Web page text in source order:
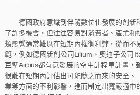
德國政府意識到伴隨數位化發展的創新
了許多機會，但往往容易對消費者、產業和
類影響通常難以在短期內權衡利弊，從而不
範，例如德國新創公司Lilium、奧迪子公司
巨擘Airbus都有意發展的空中計程車計畫，
很難在短期內評估出可能隨之而來的安全、
業等方面的不利影響，進而制定出寬嚴適中